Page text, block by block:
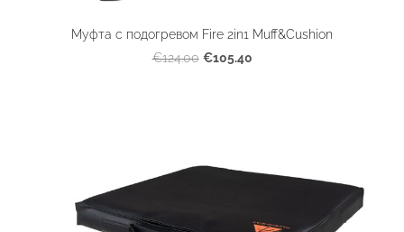
Муфта с подогревом Fire 2in1 Muff&Cushion
€124.00 €105.40